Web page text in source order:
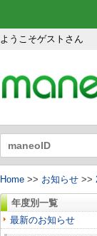
ようこそゲストさん
Home >> お知らせ >>
年度別一覧
最新のお知らせ